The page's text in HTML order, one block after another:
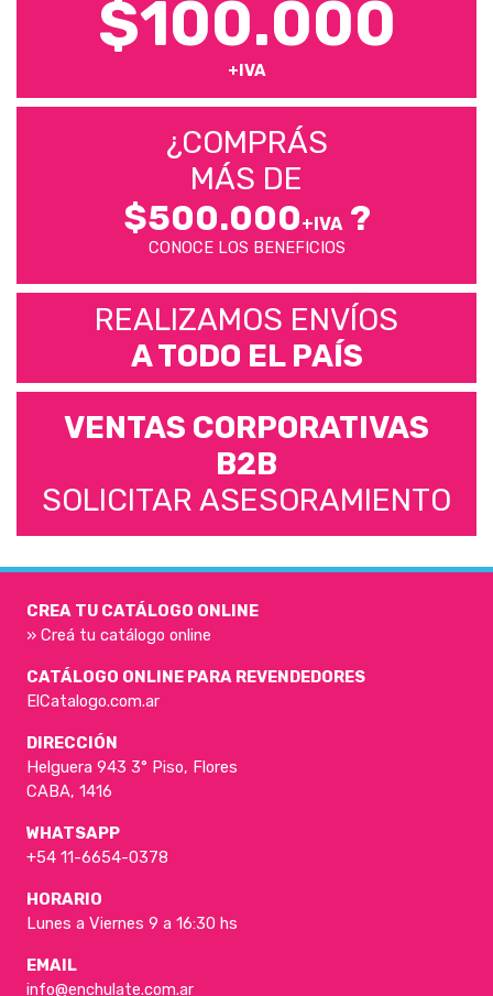
$100.000
+IVA
¿COMPRÁS
MÁS DE
$500.000+IVA?
CONOCE LOS BENEFICIOS
REALIZAMOS ENVÍOS
A TODO EL PAÍS
VENTAS CORPORATIVAS
B2B
SOLICITAR ASESORAMIENTO
CREA TU CATÁLOGO ONLINE
» Creá tu catálogo online
CATÁLOGO ONLINE PARA REVENDEDORES
ElCatalogo.com.ar
DIRECCIÓN
Helguera 943 3° Piso, Flores
CABA, 1416
WHATSAPP
+54 11-6654-0378
HORARIO
Lunes a Viernes 9 a 16:30 hs
EMAIL
info@enchulate.com.ar